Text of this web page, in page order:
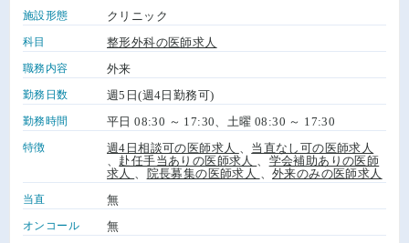
施設形態 クリニック
科目 整形外科の医師求人
職務内容 外来
勤務日数 週5日(週4日勤務可)
勤務時間 平日 08:30 ～ 17:30、土曜 08:30 ～ 17:30
特徴 週4日相談可の医師求人
当直なし可の医師求人
赴任手当ありの医師求人
学会補助ありの医師
求人
院長募集の医師求人 、外来のみの医師求人
当直 無
オンコール 無